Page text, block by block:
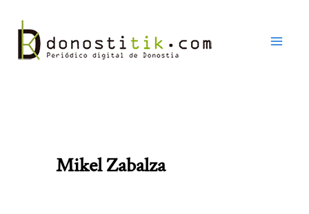
contenido
Mikel Zabalza